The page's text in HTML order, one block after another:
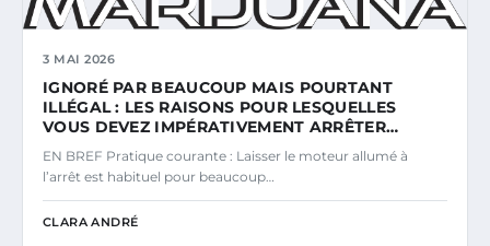
3 MAI 2026
IGNORÉ PAR BEAUCOUP MAIS POURTANT
ILLÉGAL : LES RAISONS POUR LESQUELLES
VOUS DEVEZ IMPÉRATIVEMENT ARRÊTER…
EN BREF Pratique courante : Laisser le moteur allumé à
l’arrêt est habituel pour beaucoup…
CLARA ANDRÉ